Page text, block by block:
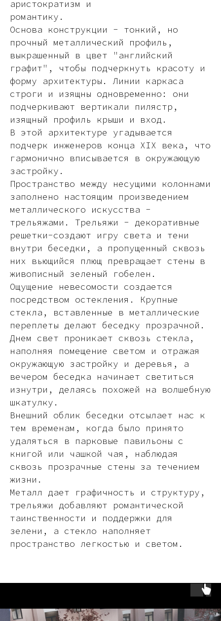
аристократизм и
романтику.
Основа конструкции - тонкий, но
прочный металлический профиль,
выкрашенный в цвет "английский
графит", чтобы подчеркнуть красоту и
форму архитектуры. Линии каркаса
строги и изящны одновременно: они
подчеркивают вертикали пилястр,
изящный профиль крыши и вход.
В этой архитектуре угадывается
подчерк инженеров конца XIX века, что
гармонично вписывается в окружающую
застройку.
Пространство между несущими колоннами
заполнено настоящим произведением
металлического искусства -
трельяжами. Трельяжи - декоративные
решетки-создают игру света и тени
внутри беседки, а пропущенный сквозь
них вьющийся плющ превращает стены в
живописный зеленый гобелен.
Ощущение невесомости создается
посредством остекления. Крупные
стекла, вставленные в металлические
переплеты делают беседку прозрачной.
Днем свет проникает сквозь стекла,
наполняя помещение светом и отражая
окружающую застройку и деревья, а
вечером беседка начинает светиться
изнутри, делаясь похожей на волшебную
шкатулку.
Внешний облик беседки отсылает нас к
тем временам, когда было принято
удаляться в парковые павильоны с
книгой или чашкой чая, наблюдая
сквозь прозрачные стены за течением
жизни.
Металл дает графичность и структуру,
трельяжи добавляют романтической
таинственности и поддержки для
зелени, а стекло наполняет
пространство легкостью и светом.